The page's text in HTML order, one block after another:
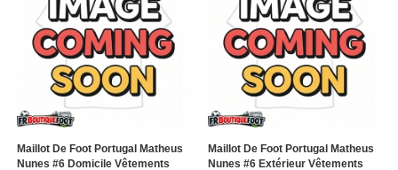
Maillot De Foot Portugal Matheus
Nunes #6 Domicile Vêtements
Maillot De Foot Portugal Matheus
Nunes #6 Extérieur Vêtements